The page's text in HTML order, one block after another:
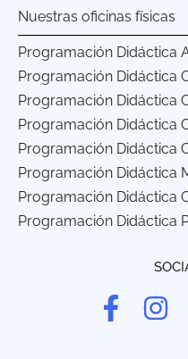
Programación Didáctica
Programación Didáctica
Programación Didáctica
Programación Didáctica
Programación Didáctica
Programación Didáctica
Programación Didáctica
Programación Didáctica
Nuestras oficinas físicas